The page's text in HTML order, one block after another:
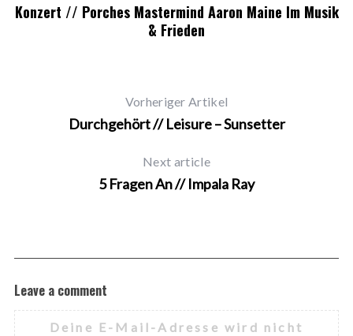
Konzert // Porches Mastermind Aaron Maine Im Musik
& Frieden
Vorheriger Artikel
Durchgehört // Leisure – Sunsetter
Next article
5 Fragen An // Impala Ray
Leave a comment
Deine E-Mail-Adresse wird nicht